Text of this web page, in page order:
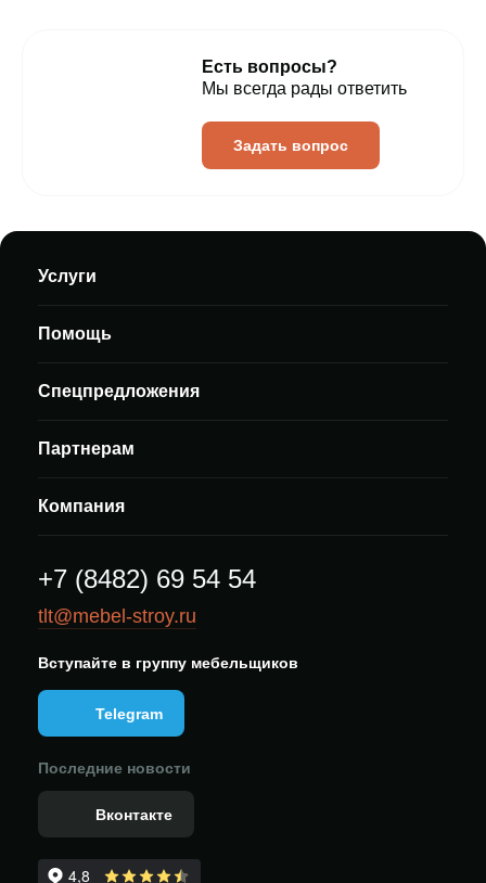
Есть вопросы?
Мы всегда рады ответить
Задать вопрос
Услуги
Помощь
Спецпредложения
Партнерам
Компания
+7 (8482) 69 54 54
tlt@mebel-stroy.ru
Вступайте в группу мебельщиков
Telegram
Последние новости
Вконтакте